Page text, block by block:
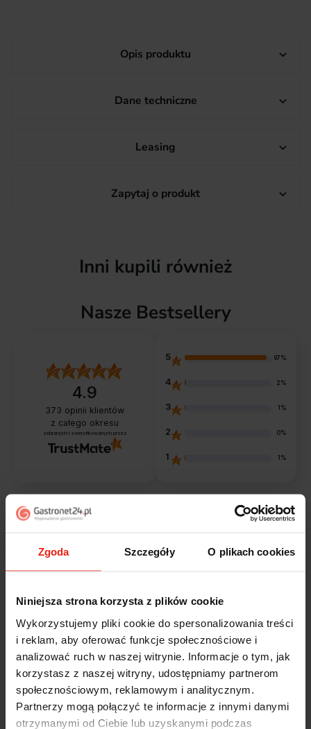
Zgoda Szczegóły O plikach cookies
Niniejsza strona korzysta z plików cookie
Wykorzystujemy pliki cookie do spersonalizowania treści
i reklam, aby oferować funkcje społecznościowe i
analizować ruch w naszej witrynie. Informacje o tym, jak
korzystasz z naszej witryny, udostępniamy partnerom
społecznościowym, reklamowym i analitycznym.
Partnerzy mogą połączyć te informacje z innymi danymi
otrzymanymi od Ciebie lub uzyskanymi podczas
Opis produktu 
Dane techniczne 
Leasing 
Zapytaj o produkt 
Inni kupili również
Nasze Bestsellery
4.9
373 opinii klientów
z całego okresu
zebranych i zweryfikowanych przez
5 97%
4 2%
3 1%
2 0%
1 1%
Jak zbieramy opinie?
Marcin zweryfikowano
5
Polecam szybko sprawnie dobrze zapakowane
Zostałem świetnie obsłużony. Brawa dla pracowników.
wczoraj